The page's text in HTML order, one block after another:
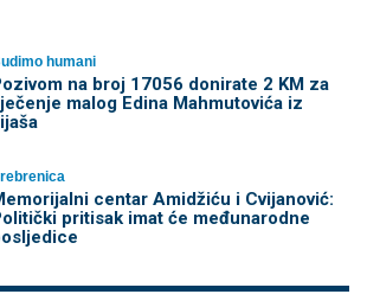
humani
na broj 17056 donirate 2 KM za
malog Edina Mahmutovića iz
centar Amidžiću i Cvijanović:
pritisak imat će međunarodne